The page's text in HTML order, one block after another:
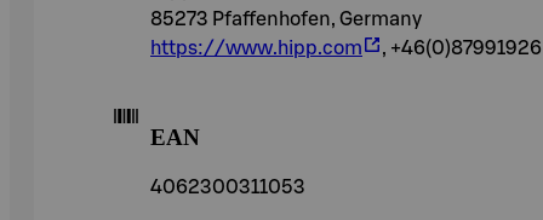
85273 Pfaffenhofen, Germany
https://www.hipp.com
, +46(0)87991926
EAN
4062300311053